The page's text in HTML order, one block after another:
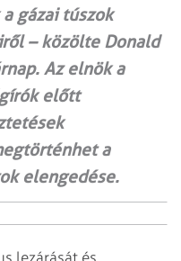
gázai túszok
– közölte Donald
Az elnök a
előtt
a
elengedése.